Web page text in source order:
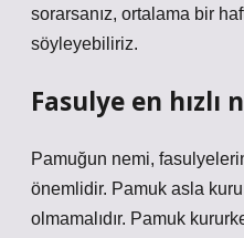
sorarsanız, ortalama bir
söyleyebiliriz.
Fasulye en
Pamuğun nemi,
önemlidir. Pamuk asla
olmamalıdır. Pamuk